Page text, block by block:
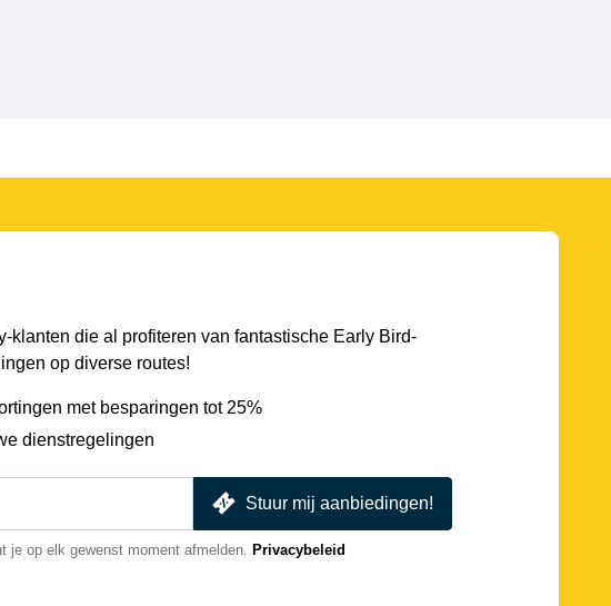
klanten die al profiteren van fantastische Early Bird-
op diverse routes!
met besparingen tot 25%
dienstregelingen
Stuur mij aanbiedingen!
je op elk gewenst moment afmelden. Privacybeleid